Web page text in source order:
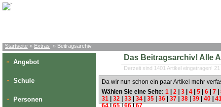
Startseite » Extras » Beitragsarchiv
» Angebot
» Schule
» Personen
Das Beitragsarchiv! Alle
Derzeit sind 1401 Artikel eingetragen!
Da wir nun schon ein paar Artikel mehr
Wählen Sie eine Seite: 1 2 3 4 5 6 7
31
32 33 34 35 36 37 38 39 40
64|65|66|67